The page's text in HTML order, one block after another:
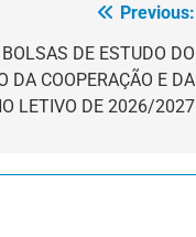
Previous:
DE ESTUDO DO
DA COOPERAÇÃO E DA
LETIVO DE 2026/2027